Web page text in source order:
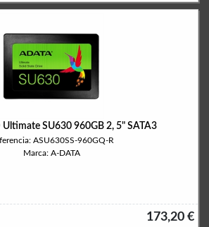
Ultimate SU630 960GB 2, 5" SATA3
ASU630SS-960GQ-R
Marca: A-DATA
173,20 €